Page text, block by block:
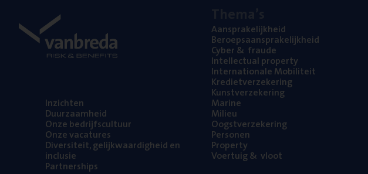
Inzich­ten
Duur­zaam­heid
Onze bedrijfs­cul­tuur
Onze vaca­tu­res
Diver­si­teit, gelijk­waar­dig­heid en
inclusie
Part­ner­ships
Aan­spra­ke­lijk­heid
Beroeps­aan­spra­ke­lijk­heid
Cyber& fraude
Intel­lec­tu­al property
Inter­na­ti­o­na­le Mobiliteit
Kre­diet­ver­ze­ke­ring
Kunst­ver­ze­ke­ring
Mari­ne
Mili­eu
Oogst­ver­ze­ke­ring
Per­so­nen
Pro­per­ty
Voer­tuig& vloot